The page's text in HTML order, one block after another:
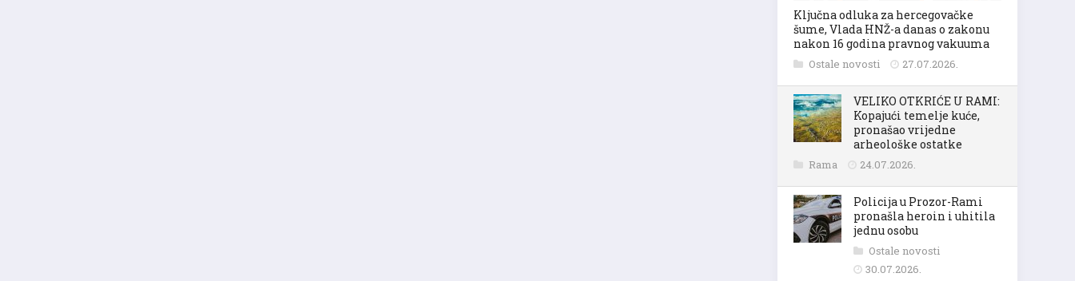
Ključna odluka za hercegovačke
šume, Vlada HNŽ-a danas o zakonu
nakon 16 godina pravnog vakuuma
Ostale novosti 27.07.2026.
VELIKO OTKRIĆE U RAMI:
Kopajući temelje kuće,
pronašao vrijedne
arheološke ostatke
Rama 24.07.2026.
Policija u Prozor-Rami
pronašla heroin i uhitila
jednu osobu
Ostale novosti
30.07.2026.